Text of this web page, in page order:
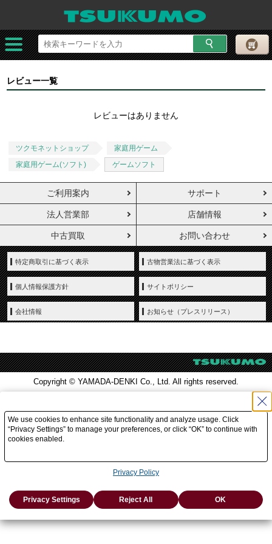
レビュー一覧
レビューはありません
ツクモネットショップ
家庭用ゲーム
家庭用ゲーム(ソフト)
ゲームソフト
ご利用案内 サポート
法人営業部 店舗情報
中古買取 お問い合わせ
特定商取引に基づく表示 古物営業法に基づく表示
個人情報保護方針 サイトポリシー
会社情報 お知らせ（プレスリリース）
Copyright © YAMADA-DENKI Co., Ltd. All rights reserved.
We use cookies to enhance site functionality and analyze usage. Click
“Privacy Settings” to manage your preferences, or click “OK” to continue with
cookies enabled.
Privacy Policy
Privacy Settings Reject All OK